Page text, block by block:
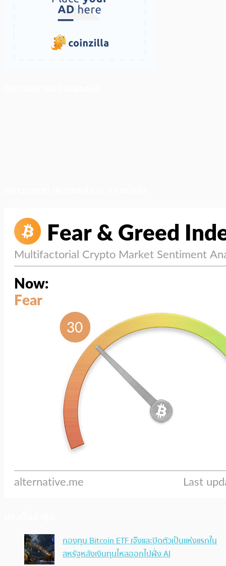
กองทุน Bitcoin ETF เจ๊งและปิดตัวเป็นแห่งแรกใน
สหรัฐหลังเงินทุนไหลออกไปฝั่ง AI